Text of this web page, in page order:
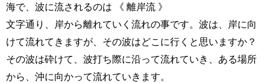
海で、波に流されるのは 《 離岸流 》
文字通り、岸から離れていく流れの事です。波は、岸に向
けて流れてきますが、その波はどこに行くと思いますか？
その波は砕けて、波打ち際に沿って流れていき、ある場所
から、沖に向かって流れていきます。